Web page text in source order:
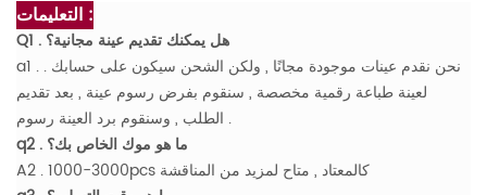
التعليمات :
Q1 . هل يمكنك تقديم عينة مجانية؟
a1 . نحن نقدم عينات موجودة مجانًا , ولكن الشحن سيكون على حسابك .
لعينة طباعة رقمية مخصصة , سنقوم بفرض رسوم عينة , بعد تقديم
الطلب , وسنقوم برد العينة رسوم .
q2 . ما هو موك الخاص بك؟
A2 . 1000-3000pcs كالمعتاد , متاح لمزيد من المناقشة